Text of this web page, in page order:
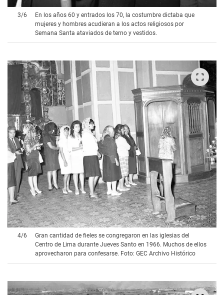
3/6
En los años 60 y entrados los 70, la costumbre dictaba que
mujeres y hombres acudieran a los actos religiosos por
Semana Santa ataviados de terno y vestidos.
4/6
Gran cantidad de fieles se congregaron en las iglesias del
Centro de Lima durante Jueves Santo en 1966. Muchos de ellos
aprovecharon para confesarse. Foto: GEC Archivo Histórico